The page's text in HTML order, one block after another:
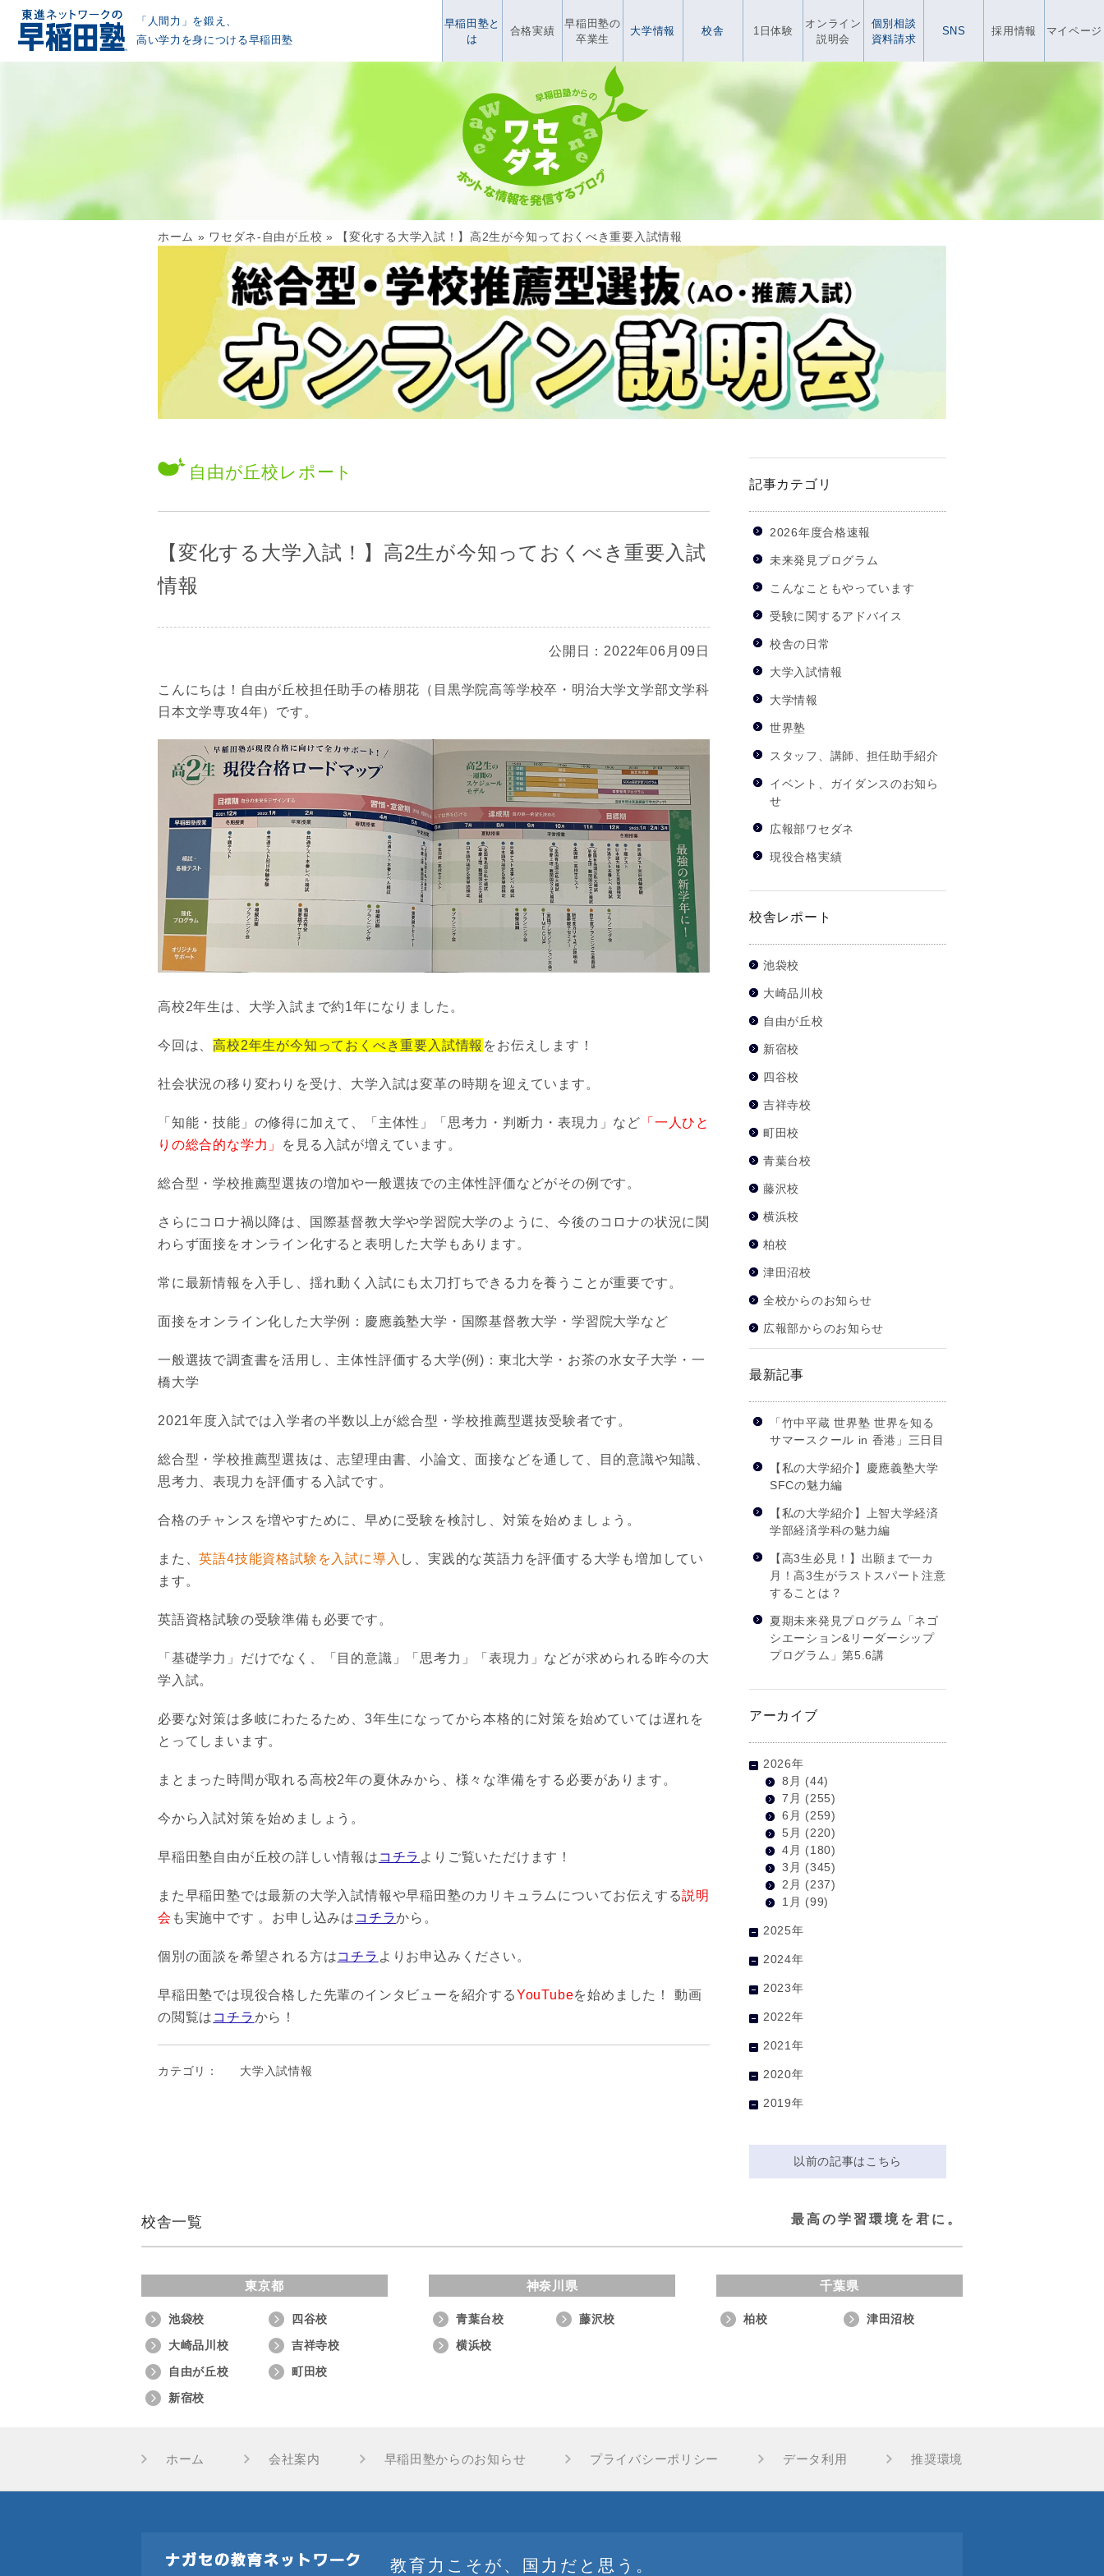
「人間力」を鍛え、
高い学力を身につける早稲田塾
早稲田塾と
は
合格実績
早稲田塾の
卒業生
大学情報 校舎 1日体験
オンライン
説明会
個別相談
資料請求
SNS 採用情報 マイページ
ホーム » ワセダネ-自由が丘校 » 【変化する大学入試！】高2生が今知っておくべき重要入試情報
自由が丘校 レポート
【変化する大学入試！】高2生が今知っておくべき重要入試
情報
公開日：2022年06月09日
こんにちは！自由が丘校担任助手の椿朋花（目黒学院高等学校卒・明治大学文学部文学科
日本文学専攻4年）です。
高校2年生は、大学入試まで約1年になりました。
今回は、高校2年生が今知っておくべき重要入試情報 をお伝えします！
社会状況の移り変わりを受け、大学入試は変革の時期を迎えています。
「知能・技能」の修得に加えて、「主体性」「思考力・判断力・表現力」など 「一人ひと
りの総合的な学力」
を見る入試が増えています。
総合型・学校推薦型選抜の増加や一般選抜での主体性評価などがその例です。
さらにコロナ禍以降は、国際基督教大学や学習院大学のように、今後のコロナの状況に関
わらず面接をオンライン化すると表明した大学もあります。
常に最新情報を入手し、揺れ動く入試にも太刀打ちできる力を養うことが重要です。
面接をオンライン化した大学例：慶應義塾大学・国際基督教大学・学習院大学など
一般選抜で調査書を活用し、主体性評価する大学(例)：東北大学・お茶の水女子大学・一
橋大学
2021年度入試では入学者の半数以上が総合型・学校推薦型選抜受験者です。
総合型・学校推薦型選抜は、志望理由書、小論文、面接などを通して、目的意識や知識、
思考力、表現力を評価する入試です。
合格のチャンスを増やすために、早めに受験を検討し、対策を始めましょう。
また、英語4技能資格試験を入試に導入 し、実践的な英語力を評価する大学も増加してい
ます。
英語資格試験の受験準備も必要です。
「基礎学力」だけでなく、「目的意識」「思考力」「表現力」などが求められる昨今の大
学入試。
必要な対策は多岐にわたるため、3年生になってから本格的に対策を始めていては遅れを
とってしまいます。
まとまった時間が取れる高校2年の夏休みから、様々な準備をする必要があります。
今から入試対策を始めましょう。
早稲田塾自由が丘校の詳しい情報は コチラ よりご覧いただけます！
また早稲田塾では最新の大学入試情報や早稲田塾のカリキュラムについてお伝えする説明
会 も実施中です 。お申し込みは コチラから。
個別の面談を希望される方はコチラ よりお申込みください。
早稲田塾では現役合格した先輩のインタビューを紹介するYouTubeを始めました！ 動画
の閲覧は コチラから！
カテゴリ： 大学入試情報
記事カテゴリ
2026年度合格速報
未来発見プログラム
こんなこともやっています
受験に関するアドバイス
校舎の日常
大学入試情報
大学情報
世界塾
スタッフ、講師、担任助手紹介
イベント、ガイダンスのお知ら
せ
広報部ワセダネ
現役合格実績
校舎レポート
池袋校
大崎品川校
自由が丘校
新宿校
四谷校
吉祥寺校
町田校
青葉台校
藤沢校
横浜校
柏校
津田沼校
全校からのお知らせ
広報部からのお知らせ
最新記事
「竹中平蔵 世界塾 世界を知る
サマースクール in 香港」三日目
【私の大学紹介】慶應義塾大学
SFCの魅力編
【私の大学紹介】上智大学経済
学部経済学科の魅力編
【高3生必見！】出願まで一カ
月！高3生がラストスパート注意
することは？
夏期未来発見プログラム「ネゴ
シエーション&リーダーシップ
プログラム」第5.6講
アーカイブ
2026年
8月 (44)
7月 (255)
6月 (259)
5月 (220)
4月 (180)
3月 (345)
2月 (237)
1月 (99)
2025年
2024年
2023年
2022年
2021年
2020年
2019年
以前の記事はこちら
校舎一覧 最高の学習環境を君に。
東京都
池袋校
四谷校
大崎品川校
吉祥寺校
自由が丘校
町田校
新宿校
神奈川県
青葉台校
藤沢校
横浜校
千葉県
柏校 津田沼校
ホーム 会社案内 早稲田塾からのお知らせ プライバシーポリシー データ利用 推奨環境
教育力こそが、国力だと思う。